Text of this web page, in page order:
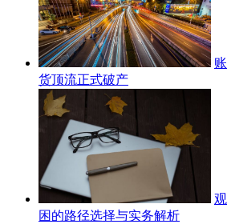
货顶流正式破产
困的路径选择与实务解析